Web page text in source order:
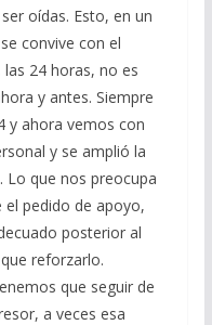
oídas. Esto, en un
convive con el
24 horas, no es
y antes. Siempre
y ahora vemos con
y se amplió la
Lo que nos preocupa
pedido de apoyo,
posterior al
reforzarlo.
que seguir de
a veces esa